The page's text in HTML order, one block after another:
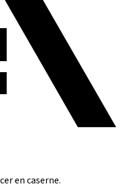
en caserne.